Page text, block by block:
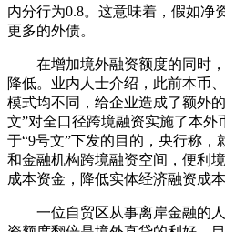
内分行为0.8。这意味着，假如净
更多的外债。
在增加境外融资额度的同时，
降低。业内人士介绍，此前本币
模式均不同，给企业造成了额外
文”对全口径跨境融资实施了本外
于“9号文”下发的目的，央行称，
和金融机构跨境融资空间，便利
成本资金，降低实体经济融资成本
一位自贸区从事离岸金融的人